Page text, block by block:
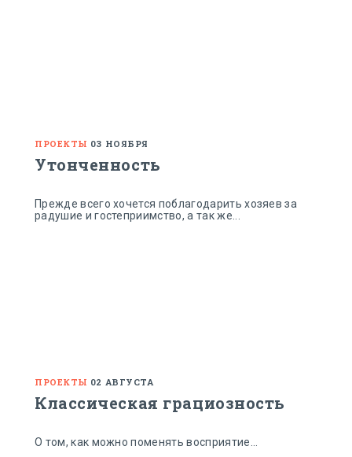
ПРОЕКТЫ 03 НОЯБРЯ
Утонченность
Прежде всего хочется поблагодарить хозяев за
радушие и гостеприимство, а так же...
ПРОЕКТЫ 02 АВГУСТА
Классическая грациозность
О том, как можно поменять восприятие...